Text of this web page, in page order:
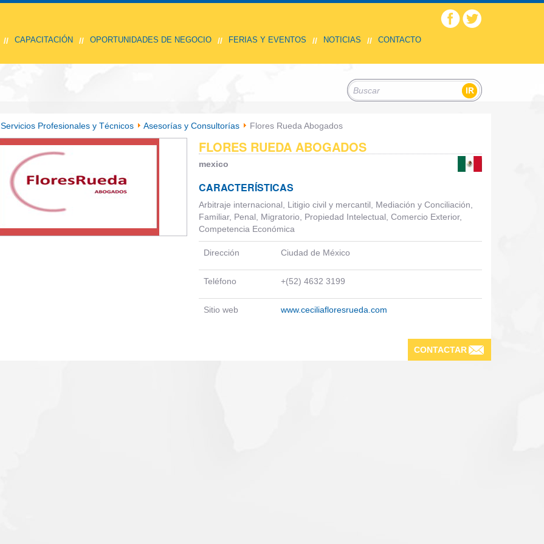
// CAPACITACIÓN // OPORTUNIDADES DE NEGOCIO // FERIAS Y EVENTOS // NOTICIAS // CONTACTO
Servicios Profesionales y Técnicos Asesorías y Consultorías Flores Rueda Abogados
FLORES RUEDA ABOGADOS
mexico
CARACTERÍSTICAS
Arbitraje internacional, Litigio civil y mercantil, Mediación y Conciliación,
Familiar, Penal, Migratorio, Propiedad Intelectual, Comercio Exterior,
Competencia Económica
Dirección Ciudad de México
Teléfono +(52) 4632 3199
Sitio web www.ceciliafloresrueda.com
CONTACTAR